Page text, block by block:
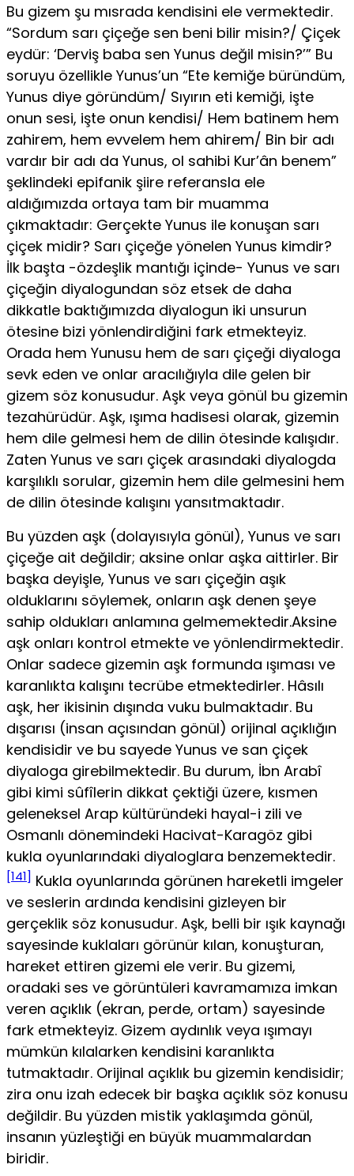
Bu gizem şu mısrada kendisini ele vermektedir.
“Sordum sarı çiçe­ğe sen beni bilir misin?/ Çiçek
eydür: ‘Derviş baba sen Yunus değil mi­sin?’” Bu
soruyu özellikle Yunus’un “Ete kemiğe büründüm,
Yunus diye göründüm/ Sıyırın eti kemiği, işte
onun sesi, işte onun kendisi/ Hem batinem hem
zahirem, hem evvelem hem ahirem/ Bin bir adı
vardır bir adı da Yunus, ol sahibi Kur’ân benem”
şeklindeki epifanik şiire re­feransla ele
aldığımızda ortaya tam bir muamma
çıkmaktadır: Gerçekte Yunus ile konuşan sarı
çiçek midir? Sarı çiçeğe yönelen Yunus kimdir?
İlk başta -özdeşlik mantığı içinde- Yunus ve sarı
çiçeğin diyalogundan söz etsek de daha
dikkatle baktığımızda diyalogun iki unsurun
ötesine bizi yönlendirdiğini fark etmekteyiz.
Orada hem Yunusu hem de sarı çiçeği diyaloga
sevk eden ve onlar aracılığıyla dile gelen bir
gizem söz konusudur. Aşk veya gönül bu gizemin
tezahürüdür. Aşk, ışıma hadisesi olarak, gizemin
hem dile gelmesi hem de dilin ötesinde kalışıdır.
Zaten Yunus ve sarı çiçek arasındaki diyalogda
karşılıklı sorular, gizemin hem dile gelmesini hem
de dilin ötesinde kalışını yansıtmaktadır.
Bu yüzden aşk (dolayısıyla gönül), Yunus ve sarı
çiçeğe ait değildir; aksine onlar aşka aittirler. Bir
başka deyişle, Yunus ve sarı çiçeğin aşık
olduklarını söylemek, onların aşk denen şeye
sahip oldukları anlamına gelmemektedir.Aksine
aşk onları kontrol etmekte ve yönlendirmektedir.
Onlar sadece gizemin aşk formunda ışıması ve
karanlıkta kalışını tecrübe etmektedirler. Hâsılı
aşk, her ikisinin dışında vuku bulmakta­dır. Bu
dışarısı (insan açısından gönül) orijinal açıklığın
kendisidir ve bu sayede Yunus ve san çiçek
diyaloga girebilmektedir. Bu durum, İbn Arabî
gibi kimi sûfîlerin dikkat çektiği üzere, kısmen
geleneksel Arap kültüründeki hayal-i zili ve
Osmanlı dönemindeki Hacivat-Karagöz gibi
kukla oyunlarındaki diyaloglara benzemektedir.
[141] Kukla oyunlarında görünen hareketli imgeler
ve seslerin ardında kendisini gizleyen bir
gerçeklik söz konusudur. Aşk, belli bir ışık kaynağı
sayesinde kuklaları görünür kılan, konuşturan,
hareket ettiren gizemi ele verir. Bu gize­mi,
oradaki ses ve görüntüleri kavramamıza imkan
veren açıklık (ekran, perde, ortam) sayesinde
fark etmekteyiz. Gizem aydınlık veya ışımayı
mümkün kılalarken kendisini karanlıkta
tutmaktadır. Orijinal açıklık bu gizemin kendisidir;
zira onu izah edecek bir başka açıklık söz konusu
değildir. Bu yüzden mistik yaklaşımda gönül,
insanın yüzleştiği en bü­yük muammalardan
biridir.